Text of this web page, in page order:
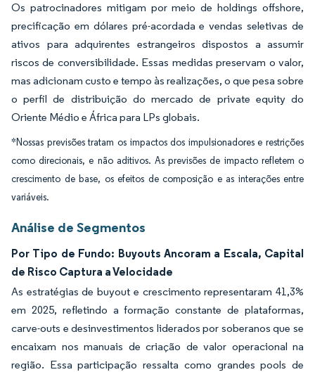
Os patrocinadores mitigam por meio de holdings offshore,
precificação em dólares pré-acordada e vendas seletivas de
ativos para adquirentes estrangeiros dispostos a assumir
riscos de conversibilidade. Essas medidas preservam o valor,
mas adicionam custo e tempo às realizações, o que pesa sobre
o perfil de distribuição do mercado de private equity do
Oriente Médio e África para LPs globais.
*Nossas previsões tratam os impactos dos impulsionadores e restrições
como direcionais, e não aditivos. As previsões de impacto refletem o
crescimento de base, os efeitos de composição e as interações entre
variáveis.
Análise de Segmentos
Por Tipo de Fundo: Buyouts Ancoram a Escala, Capital
de Risco Captura a Velocidade
As estratégias de buyout e crescimento representaram 41,3%
em 2025, refletindo a formação constante de plataformas,
carve-outs e desinvestimentos liderados por soberanos que se
encaixam nos manuais de criação de valor operacional na
região. Essa participação ressalta como grandes pools de